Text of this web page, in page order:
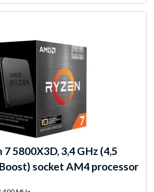
7 5800X3D, 3,4 GHz (4,5
socket AM4 processor